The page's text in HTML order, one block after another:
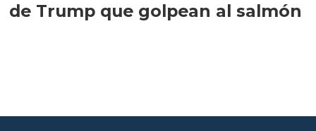
de Trump que golpean al salmón